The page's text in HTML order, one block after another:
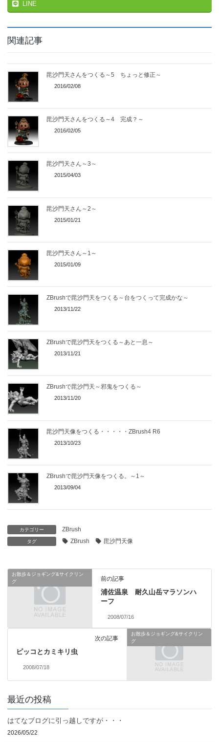
LINE
関連記事
毘沙門天さんをつくる～5 ちょっと修正～
2016/02/08
毘沙門天さんをつくる～4 完成？～
2016/02/05
毘沙門天さん～3～
2015/04/03
毘沙門天さん～2～
2015/01/21
毘沙門天さん～1～
2015/01/09
ZBrushで毘沙門天をつくる～台をつくって完成かな～
2013/11/22
ZBrushで毘沙門天をつくる～あと一息～
2013/11/21
ZBrushで毘沙門天～邪鬼をつくる～
2013/11/20
毘沙門天像をつくる・・・・・ZBrush4 R6
2013/10/23
ZBrushで毘沙門天像をつくる。～1～
2013/09/04
カテゴリー ZBrush
タグ ZBrush 毘沙門天像
お散歩＆ジョギング&サイクリン
グ
前の記事
浦佐温泉 耐久山岳マラソンハ
ーフ
2008/07/16
お散歩＆ジョギング&サイクリン
グ
次の記事
ピッコとカミキリ虫
2008/07/18
最近の投稿
はてなブログに引っ越しですが・・・
2026/05/22